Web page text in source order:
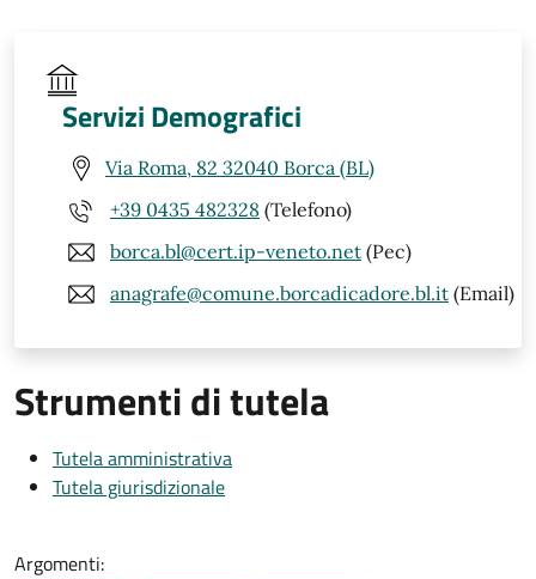
Servizi Demografici
Via Roma, 82 32040 Borca (BL)
+39 0435 482328 (Telefono)
borca.bl@cert.ip-veneto.net (Pec)
anagrafe@comune.borcadicadore.bl.it (Email)
Strumenti di tutela
Tutela amministrativa
Tutela giurisdizionale
Argomenti: